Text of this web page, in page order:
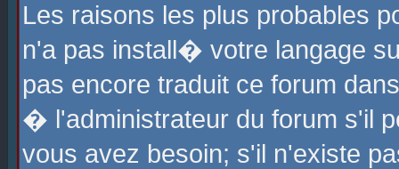
Les raisons les plus probables
n'a pas install� votre langage
pas encore traduit ce forum
� l'administrateur du forum s'il
vous avez besoin; s'il n'existe